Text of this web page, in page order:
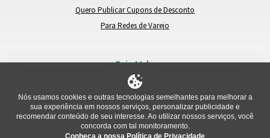
Quero Publicar Cupons de Desconto
Para Redes de Varejo
Guia.Ltda:
Locais e Empresas
Trocar de Região
Relatar um Problema
Nós usamos cookies e outras tecnologias semelhantes para melhorar a
sua experiência em nossos serviços, personalizar publicidade e
recomendar conteúdo de seu interesse. Ao utilizar nossos serviços, você
concorda com tal monitoramento.
Conheça a nossa Política de Privacidade